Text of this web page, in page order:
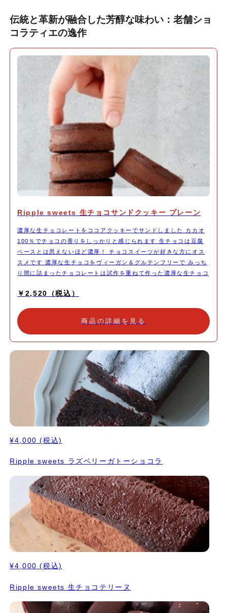
伝統と革新が融合した芳醇な味わい：老舗ショ
コラティエの逸作
Ripple sweets 生チョコサンドクッキー プレーン
濃厚な生チョコレートをココアクッキーでサンドしました カカオ
100％でチョコの香りをしっかりと感じられます 生チョコは豆腐
ベースとは思えないほど濃厚！ チョコスイーツが好きな方にオス
スメです 濃厚な生チョコをヴィーガン＆グルテンフリーで みっち
り間に詰まったチョコレートは試作を重ねて作った濃厚な生チョコ
ッキーもヴィーガン＆グルテンフリー しっとりとしたクッキーに
で一つづつ好きなタイミングで解凍してお召し上がる事ができま
す。 バターや白砂糖、小麦粉を使っていない為食べた後も胃もた
￥2,520（税込）
商品の詳細を見る
¥4,000 (税込)
Ripple sweets ラズベリーガトーショコラ
¥4,000 (税込)
Ripple sweets 生チョコテリーヌ